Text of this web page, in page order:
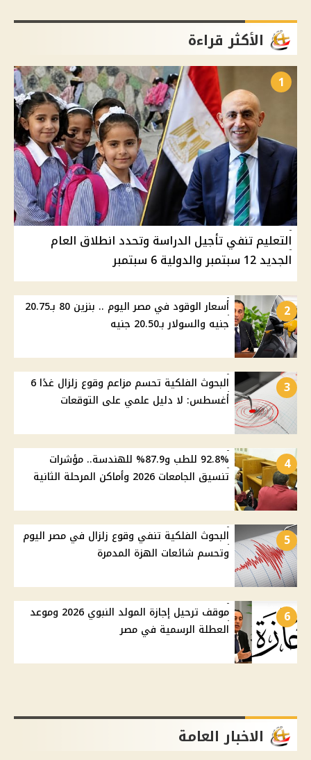
الأكثر قراءة
1
التعليم تنفي تأجيل الدراسة وتحدد انطلاق العام
الجديد 12 سبتمبر والدولية 6 سبتمبر
2
أسعار الوقود في مصر اليوم .. بنزين 80 بـ20.75
جنيه والسولار بـ20.50 جنيه
3
البحوث الفلكية تحسم مزاعم وقوع زلزال غدًا 6
أغسطس: لا دليل علمي على التوقعات
4
92.8% للطب و87.9% للهندسة.. مؤشرات
تنسيق الجامعات 2026 وأماكن المرحلة الثانية
5
البحوث الفلكية تنفي وقوع زلزال في مصر اليوم
وتحسم شائعات الهزة المدمرة
6
موقف ترحيل إجازة المولد النبوي 2026 وموعد
العطلة الرسمية في مصر
الاخبار العامة